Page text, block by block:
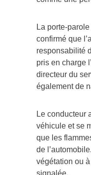
La porte-parole
confirmé que
responsabilité
pris en charge
directeur du
également de
Le conducteur
véhicule et se
que les
de
végétation ou
signalée.